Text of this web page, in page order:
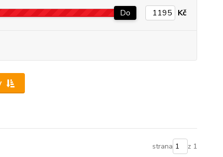
Do Kč
strana z 1